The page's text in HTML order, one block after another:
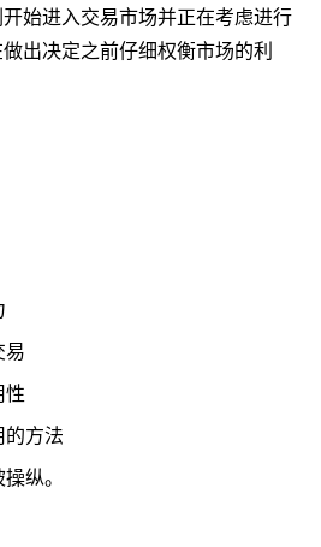
始进入交易市场并正在考虑进行
出决定之前仔细权衡市场的利
易
性
的方法
纵。